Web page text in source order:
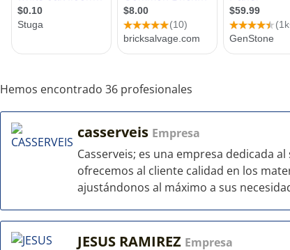
Hemos encontrado 36 profesionales
casserveis Empresa
Casserveis; es una empresa dedicada
ofrecemos al cliente calidad en los
ajustándonos al máximo a sus
JESUS RAMIREZ Empresa